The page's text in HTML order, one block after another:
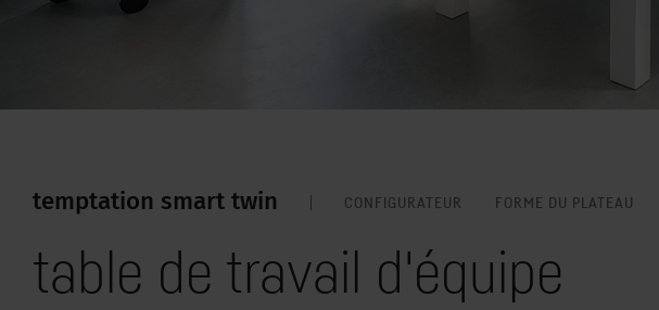
temptation smart twin CONFIGURATEUR FORME DU PLATEAU
table de travail d'équipe